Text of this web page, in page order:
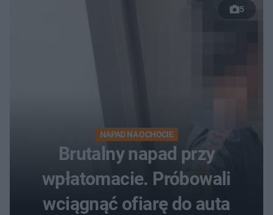
5
NAPAD NA OCHOCIE
Brutalny napad przy
wpłatomacie. Próbowali
wciągnąć ofiarę do auta